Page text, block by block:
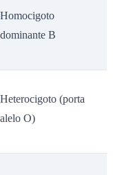
Homocigoto
dominante B
Heterocigoto (porta
alelo O)